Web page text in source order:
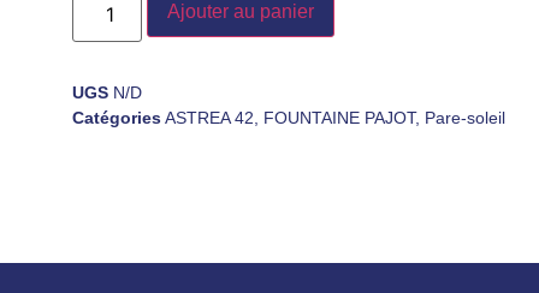
Ajouter au panier
UGS N/D
CatégoriesASTREA 42, FOUNTAINE PAJOT, Pare-soleil